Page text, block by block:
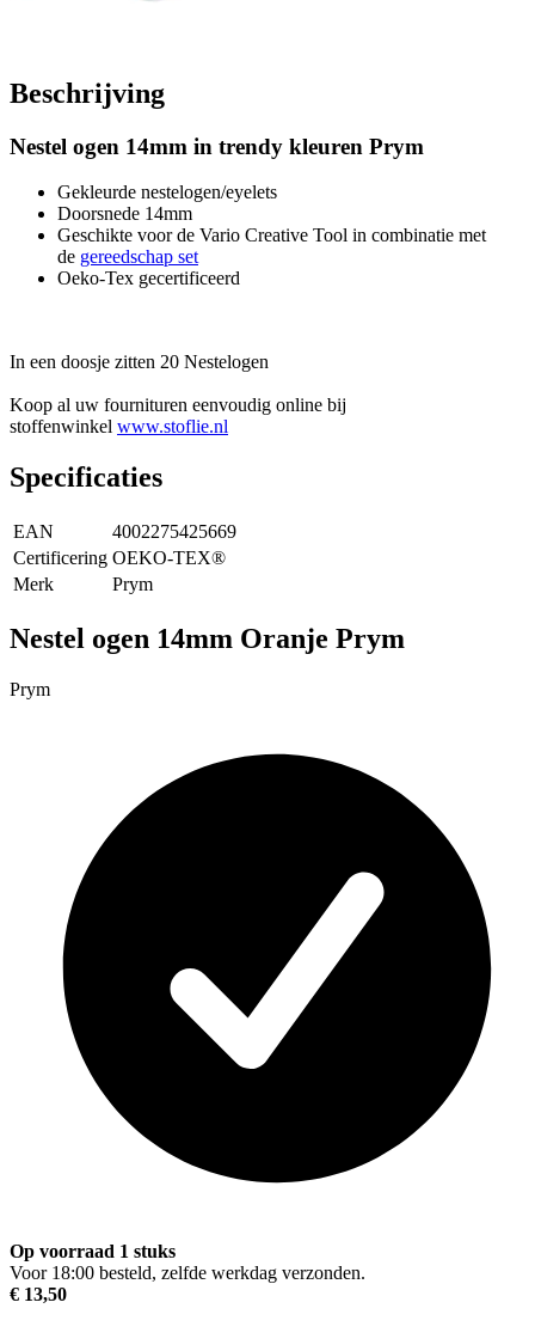
Beschrijving
Nestel ogen 14mm in trendy kleuren Prym
Gekleurde nestelogen/eyelets
Doorsnede 14mm
Geschikte voor de Vario Creative Tool in combinatie met
de gereedschap set
Oeko-Tex gecertificeerd
In een doosje zitten 20 Nestelogen
Koop al uw fournituren eenvoudig online bij
stoffenwinkel www.stoflie.nl
Specificaties
EAN
4002275425669
Certificering OEKO-TEX®
Merk
Prym
Nestel ogen 14mm Oranje Prym
Prym
Op voorraad 1 stuks
Voor 18:00 besteld, zelfde werkdag verzonden.
€ 13,50